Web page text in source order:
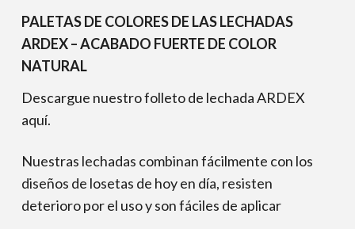
PALETAS DE COLORES DE LAS LECHADAS
ARDEX –ACABADO FUERTE DE COLOR
NATURAL
Descargue nuestro folleto de lechada ARDEX
aquí.
Nuestras lechadas combinan fácilmente con los
diseños de losetas de hoy en día, resisten
deterioro por el uso y son fáciles de aplicar